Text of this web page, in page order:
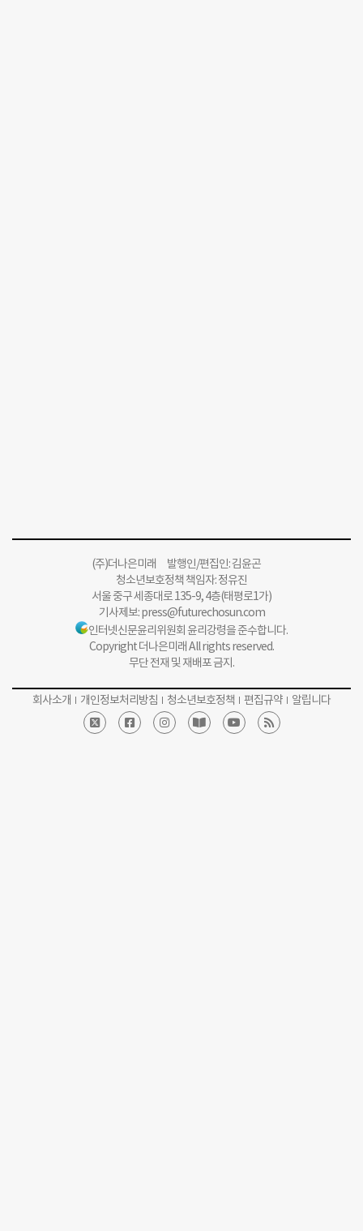
(주)더나은미래 발행인/편집인: 김윤곤
청소년보호정책 책임자: 정유진
서울 중구 세종대로 135-9, 4층(태평로1가)
기사제보:press@futurechosun.com
인터넷신문윤리위원회 윤리강령을 준수합니다.
Copyright 더나은미래 All rights reserved.
무단 전재 및 재배포 금지.
회사소개 개인정보처리방침 청소년보호정책 편집규약 알립니다